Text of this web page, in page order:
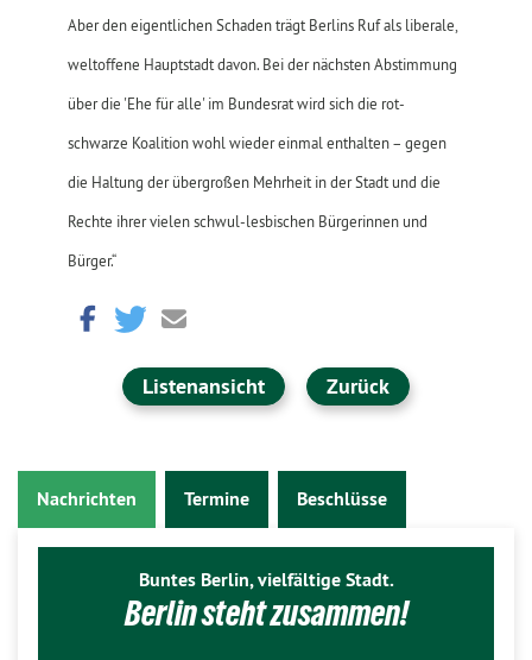
Aber den eigentlichen Schaden trägt Berlins Ruf als liberale,
weltoffene Hauptstadt davon. Bei der nächsten Abstimmung
über die 'Ehe für alle' im Bundesrat wird sich die rot-
schwarze Koalition wohl wieder einmal enthalten – gegen
die Haltung der übergroßen Mehrheit in der Stadt und die
Rechte ihrer vielen schwul-lesbischen Bürgerinnen und
Bürger.“
Listenansicht Zurück
Nachrichten Termine Beschlüsse
Buntes Berlin, vielfältige Stadt.
Berlin steht zusammen!